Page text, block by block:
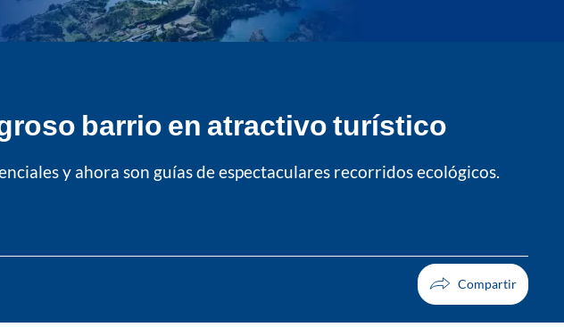
barrio en atractivo turístico
y ahora son guías de espectaculares recorridos ecológicos.